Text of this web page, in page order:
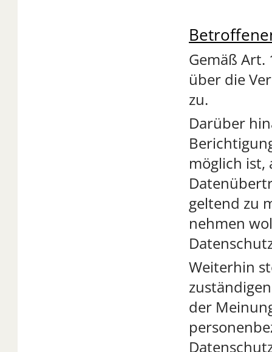
Gemäß Art.
über die
zu.
Darüber
möglich ist,
geltend zu
nehmen
Weiterhin
der